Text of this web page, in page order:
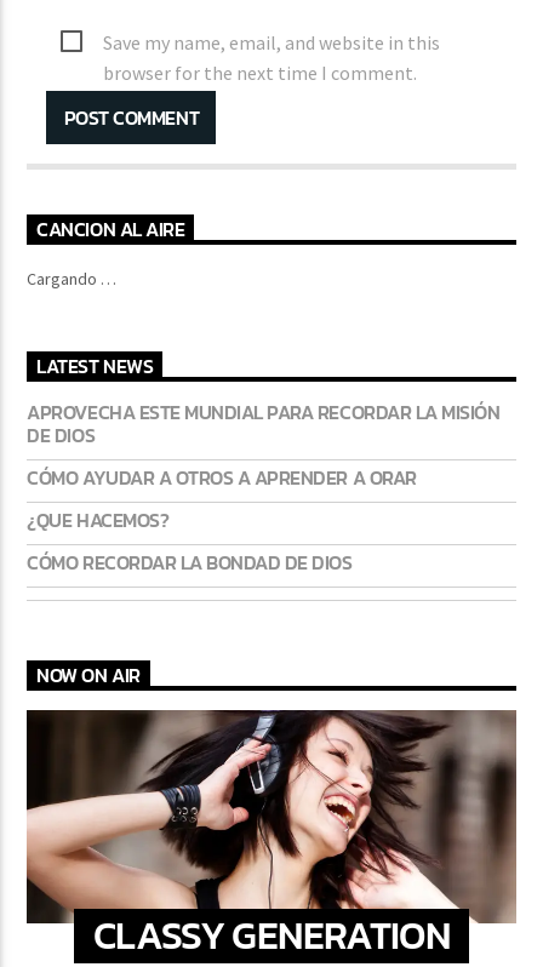
Save my name, email, and website in this
browser for the next time I comment.
CANCION AL AIRE
Cargando …
LATEST NEWS
APROVECHA ESTE MUNDIAL PARA RECORDAR LA MISIÓN
DE DIOS
CÓMO AYUDAR A OTROS A APRENDER A ORAR
¿QUE HACEMOS?
CÓMO RECORDAR LA BONDAD DE DIOS
NOW ON AIR
CLASSY GENERATION